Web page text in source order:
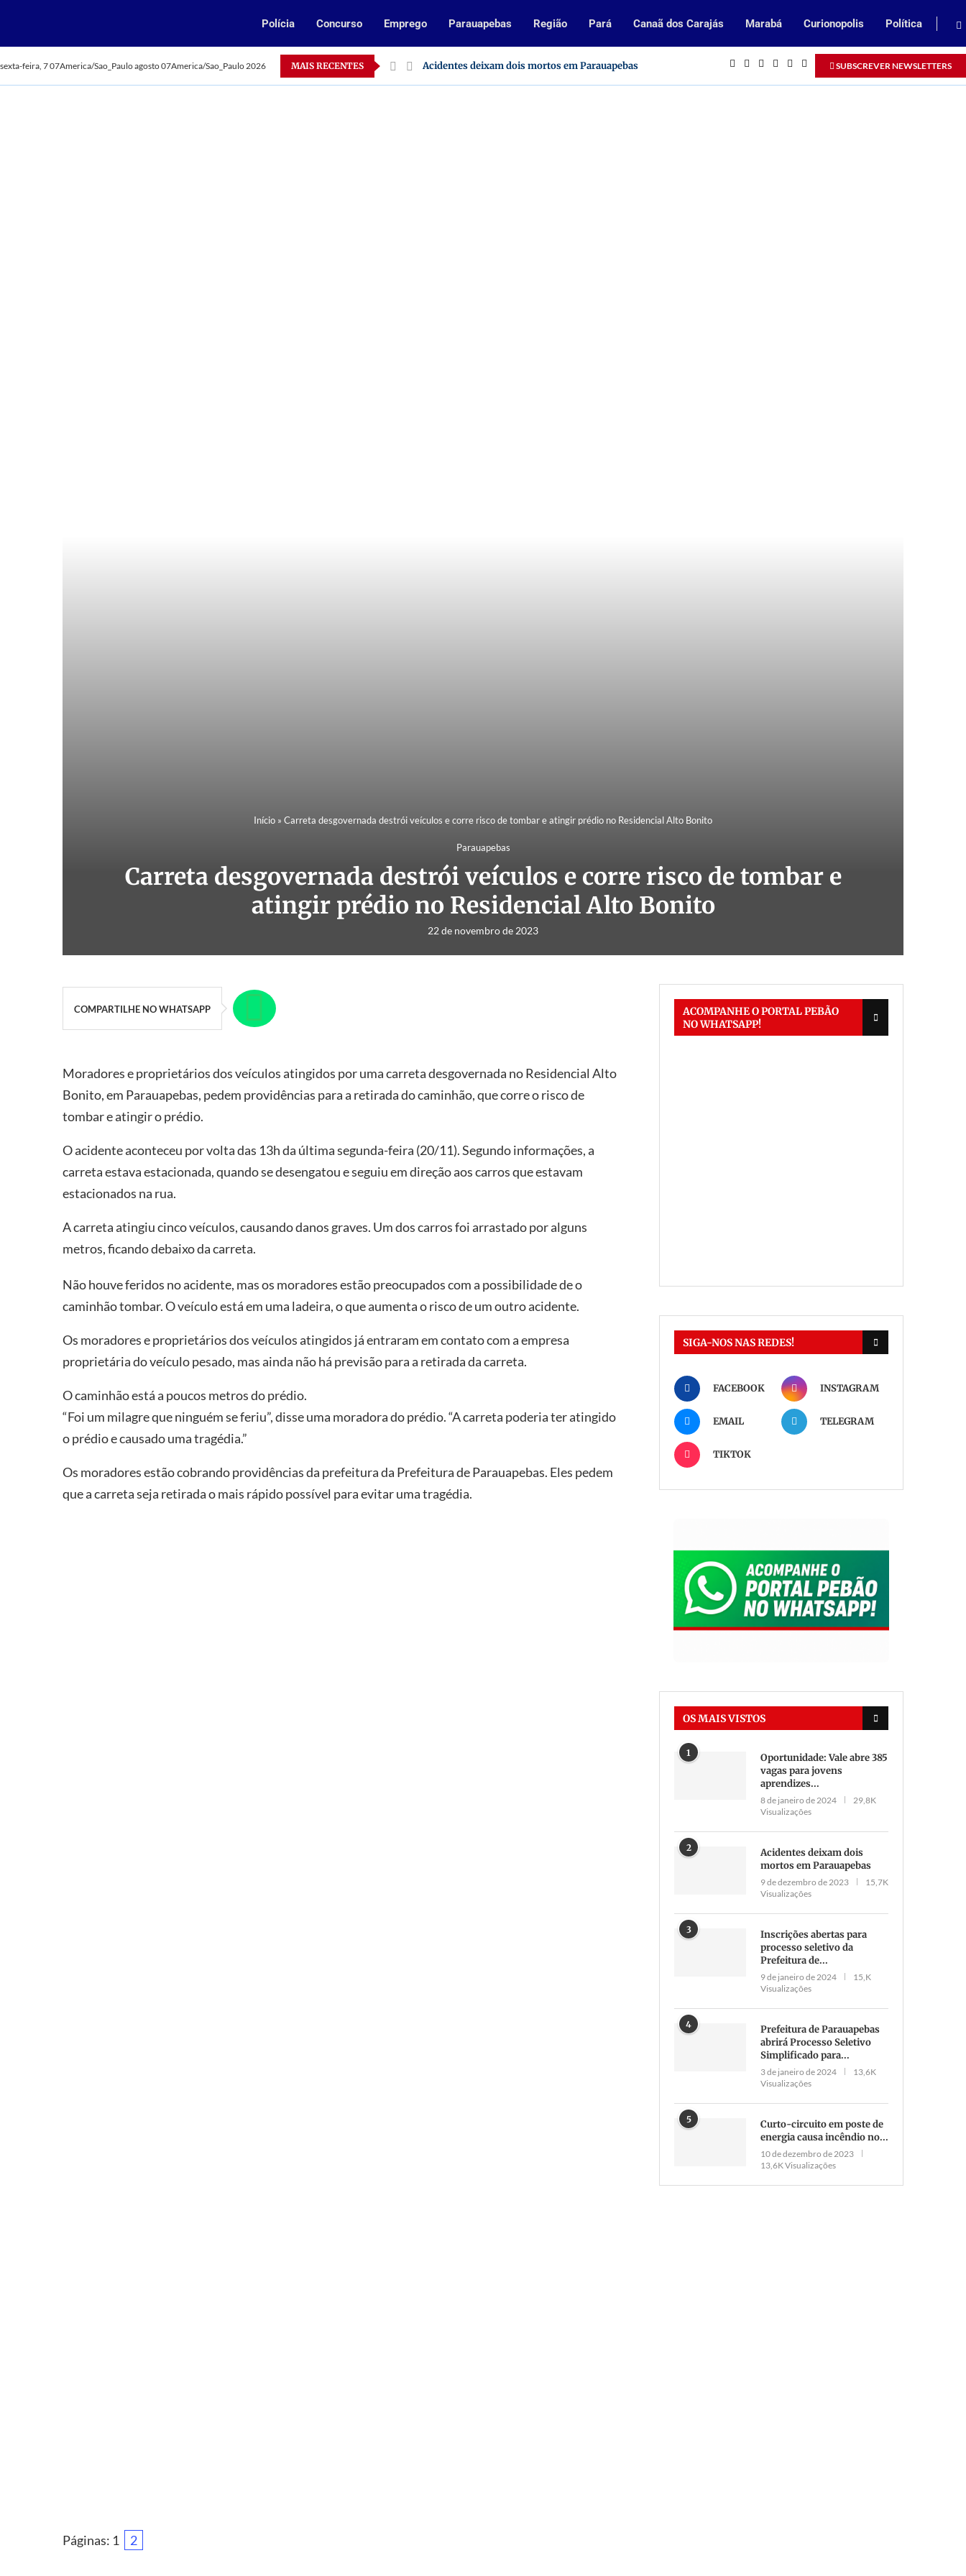
Polícia Concurso Emprego Parauapebas Região Pará Canaã dos Carajás Marabá Curionopolis Política
sexta-feira, 7 07America/Sao_Paulo agosto 07America/Sao_Paulo 2026 MAIS RECENTES
Oportunidade: Vale abre 385 vagas para jovens aprendizes no Pará Acidentes deixam dois mortos em Parauapebas Inscrições abertas para processo
SUBSCREVER NEWSLETTERS
Início » Carreta desgovernada destrói veículos e corre risco de tombar e atingir prédio no Residencial Alto Bonito
Parauapebas
Carreta desgovernada destrói veículos e corre risco de tombar e
atingir prédio no Residencial Alto Bonito
22 de novembro de 2023
COMPARTILHE NO WHATSAPP
Moradores e proprietários dos veículos atingidos por uma carreta desgovernada no Residencial Alto
Bonito, em Parauapebas, pedem providências para a retirada do caminhão, que corre o risco de
tombar e atingir o prédio.
O acidente aconteceu por volta das 13h da última segunda-feira (20/11). Segundo informações, a
carreta estava estacionada, quando se desengatou e seguiu em direção aos carros que estavam
estacionados na rua.
A carreta atingiu cinco veículos, causando danos graves. Um dos carros foi arrastado por alguns
metros, ficando debaixo da carreta.
Não houve feridos no acidente, mas os moradores estão preocupados com a possibilidade de o
caminhão tombar. O veículo está em uma ladeira, o que aumenta o risco de um outro acidente.
Os moradores e proprietários dos veículos atingidos já entraram em contato com a empresa
proprietária do veículo pesado, mas ainda não há previsão para a retirada da carreta.
O caminhão está a poucos metros do prédio.
“Foi um milagre que ninguém se feriu”, disse uma moradora do prédio. “A carreta poderia ter atingido
o prédio e causado uma tragédia.”
Os moradores estão cobrando providências da prefeitura da Prefeitura de Parauapebas. Eles pedem
que a carreta seja retirada o mais rápido possível para evitar uma tragédia.
Páginas: 1 2
ACOMPANHE O PORTAL PEBÃO
NO WHATSAPP!
SIGA-NOS NAS REDES!
FACEBOOK INSTAGRAM
EMAIL TELEGRAM
TIKTOK
OS MAIS VISTOS
1
Oportunidade: Vale abre 385
vagas para jovens
aprendizes...
8 de janeiro de 2024
29,8K
Visualizações
2
Acidentes deixam dois
mortos em Parauapebas
9 de dezembro de 2023
15,7K
Visualizações
3
Inscrições abertas para
processo seletivo da
Prefeitura de...
9 de janeiro de 2024
15,K
Visualizações
4
Prefeitura de Parauapebas
abrirá Processo Seletivo
Simplificado para...
3 de janeiro de 2024
13,6K
Visualizações
5
Curto-circuito em poste de
energia causa incêndio no...
10 de dezembro de 2023
13,6K Visualizações